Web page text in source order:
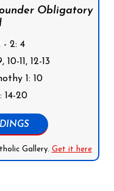
Obligatory
- 2: 4
11, 12-13
1: 10
20
Gallery. Get it here